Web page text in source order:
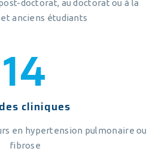
doctorat, au doctorat ou à la
anciens étudiants
17
cliniques
en hypertension pulmonaire ou
fibrose